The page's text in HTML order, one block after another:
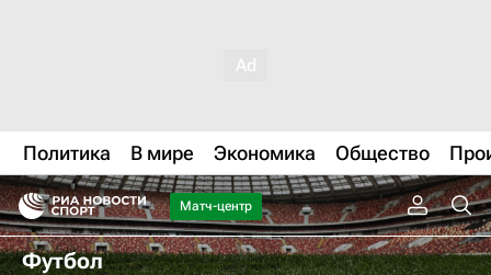
Политика В мире Экономика Общество
Матч-центр
Футбол